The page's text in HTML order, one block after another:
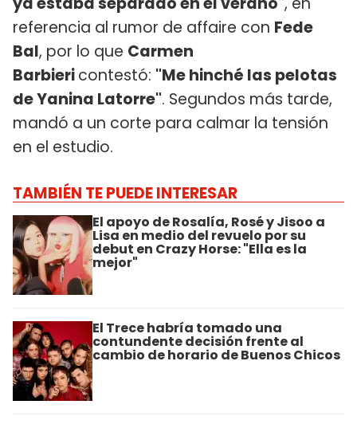
referencia al rumor de affaire con Fede
Bal, por lo que Carmen
Barbiericontestó: "Me hinché las pelotas
de Yanina Latorre". Segundos más tarde,
mandó a un corte para calmar la tensión
en el estudio.
TAMBIÉN TE PUEDE INTERESAR
El apoyo de Rosalía, Rosé y Jisoo a
Lisa en medio del revuelo por su
debut en Crazy Horse: "Ella es la
mejor"
El Trece habría tomado una
contundente decisión frente al
cambio de horario de Buenos Chicos